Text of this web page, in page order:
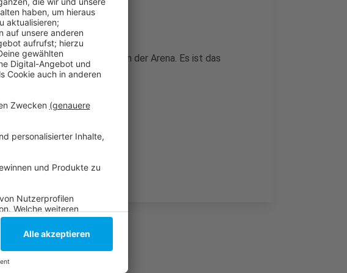
Bochum zu Gast in der Arena. Es ist das